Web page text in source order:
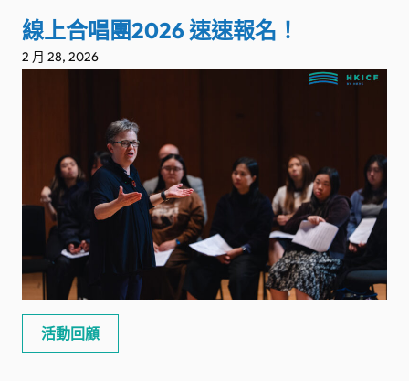
線上合唱團2026 速速報名！
2 月 28, 2026
活動回顧